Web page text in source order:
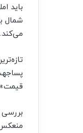
باید
شمال
می‌کند.